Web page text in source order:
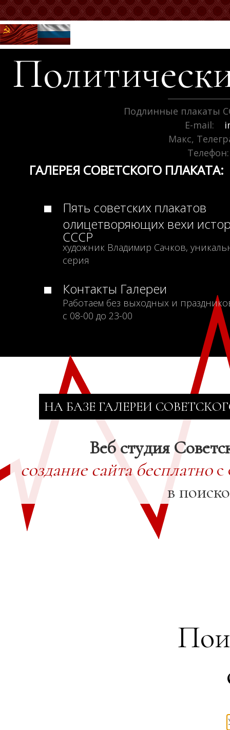
Подлинные плакаты
E-mail:
Макс,
Телефон:
ГАЛЕРЕЯ СОВЕТСКОГО ПЛАКАТА:
Пять советских плакатов
олицетворяющих вехи
СССР
художник Владимир Сачков,
серия
Контакты Галереи
Работаем без выходных и
с 08-00 до 23-00
НА БАЗЕ ГАЛЕРЕИ
Веб студия
создание сайта бесплатнос
в